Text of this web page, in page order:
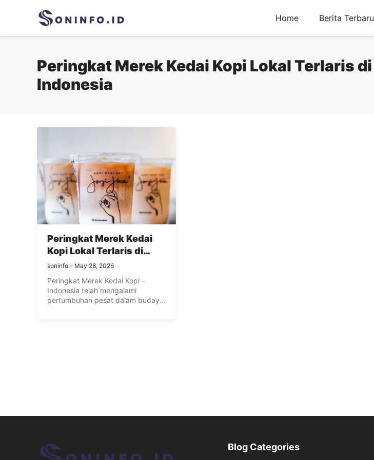
Home Berita Terbaru
Peringkat Merek Kedai Kopi Lokal Terlaris di
Indonesia
Peringkat Merek Kedai
Kopi Lokal Terlaris di
Indonesia dan Alasan
Kesuksesannya
soninfo May 28, 2026
Peringkat Merek Kedai Kopi –
Indonesia telah mengalami
pertumbuhan pesat dalam budaya
Blog Categories